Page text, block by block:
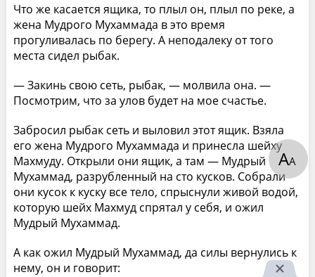
Что же касается ящика, то плыл он, плыл по реке, а
жена Мудрого Мухаммада в это время
прогуливалась по берегу. А неподалеку от того
места сидел рыбак.
— Закинь свою сеть, рыбак, — молвила она. —
Посмотрим, что за улов будет на мое счастье.
Забросил рыбак сеть и выловил этот ящик. Взяла
его жена Мудрого Мухаммада и принесла шейху
Махмуду. Открыли они ящик, а там — Мудрый
Мухаммад, разрубленный на сто кусков. Собрали
они кусок к куску все тело, спрыснули живой водой,
которую шейх Махмуд спрятал у себя, и ожил
Мудрый Мухаммад.
А как ожил Мудрый Мухаммад, да силы вернулись к
нему, он и говорит:
АА